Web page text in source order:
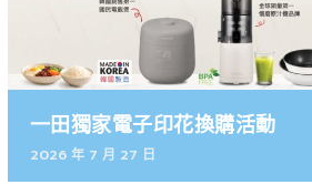
一田獨家電子印花換購活動
2026 年 7 月 27 日